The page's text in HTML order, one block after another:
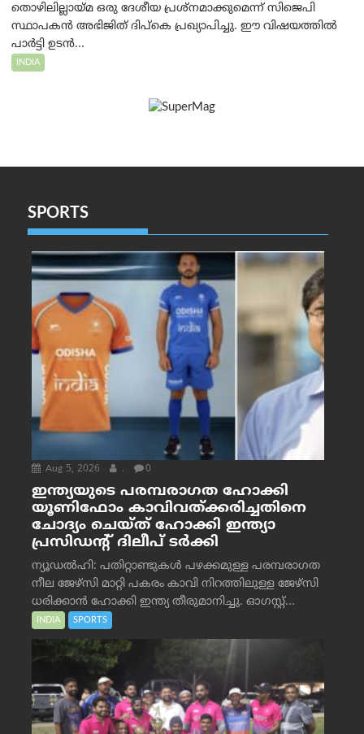
തൊഴിലില്ലായ്മ ഒരു ദേശീയ പ്രശ്നമാക്കുമെന്ന് സിജെപി
സ്ഥാപകൻ അഭിജിത് ദിപ്കെ പ്രഖ്യാപിച്ചു. ഈ വിഷയത്തിൽ
പാർട്ടി ഉടൻ...
INDIA
SPORTS
Aug 5, 2026 . 0
ഇന്ത്യയുടെ പരമ്പരാഗത ഹോക്കി
യൂണിഫോം കാവിവത്ക്കരിച്ചതിനെ
ചോദ്യം ചെയ്ത് ഹോക്കി ഇന്ത്യാ
പ്രസിഡന്റ് ദിലീപ് ടര്‍ക്കി
ന്യൂഡൽഹി: പതിറ്റാണ്ടുകൾ പഴക്കമുള്ള പരമ്പരാഗത
നീല ജേഴ്‌സി മാറ്റി പകരം കാവി നിറത്തിലുള്ള ജേഴ്‌സി
ധരിക്കാൻ ഹോക്കി ഇന്ത്യ തീരുമാനിച്ചു. ഓഗസ്റ്റ്...
INDIA SPORTS